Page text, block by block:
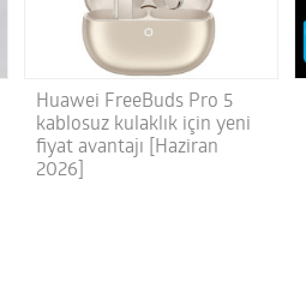
Huawei FreeBuds Pro 5
kablosuz kulaklık için yeni
fiyat avantajı [Haziran
2026]